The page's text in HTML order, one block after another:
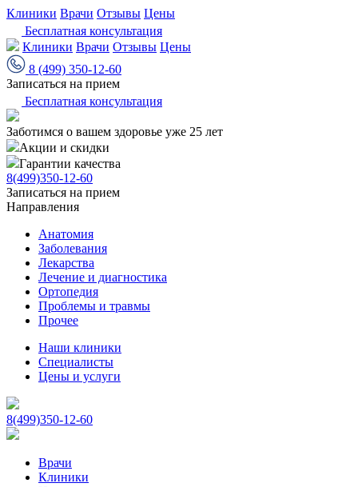
Клиники Врачи Отзывы Цены
Бесплатная консультация
Клиники Врачи Отзывы Цены
8 (499) 350-12-60
Записаться на прием
Бесплатная консультация
Заботимся о вашем здоровье уже 25 лет
Акции и скидки
Гарантии качества
8(499)350-12-60
Записаться на прием
Направления
Анатомия
Заболевания
Лекарства
Лечение и диагностика
Ортопедия
Проблемы и травмы
Прочее
Наши клиники
Специалисты
Цены и услуги
8(499)350-12-60
Врачи
Клиники